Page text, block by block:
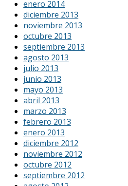
enero 2014
diciembre 2013
noviembre 2013
octubre 2013
septiembre 2013
agosto 2013
julio 2013
junio 2013
mayo 2013
abril 2013
marzo 2013
febrero 2013
enero 2013
diciembre 2012
noviembre 2012
octubre 2012
septiembre 2012